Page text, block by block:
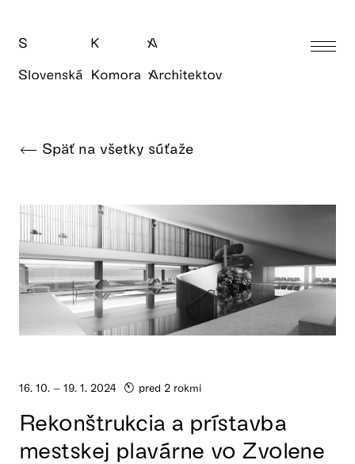
Späť na všetky súťaže
16. 10. – 19. 1. 2024 pred 2 rokmi
Rekonštrukcia a prístavba
mestskej plavárne vo Zvolene